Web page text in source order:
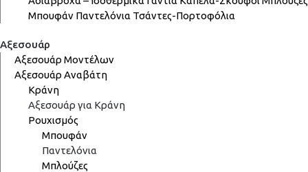
Μπουφάν Παντελόνια Τσάντες-Πορτοφόλια
Αξεσουάρ
Αξεσουάρ Μοντέλων
Αξεσουάρ Αναβάτη
Κράνη
Αξεσουάρ για Κράνη
Ρουχισμός
Μπουφάν
Παντελόνια
Μπλούζες